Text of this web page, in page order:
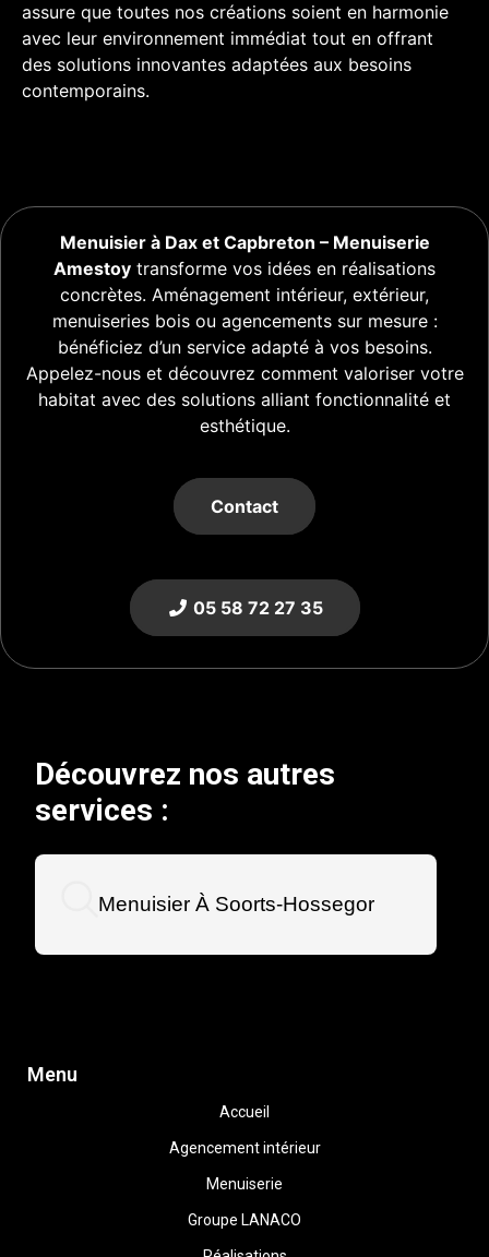
assure que toutes nos créations soient en harmonie
avec leur environnement immédiat tout en offrant
des solutions innovantes adaptées aux besoins
contemporains.
Menuisier à Dax et Capbreton – Menuiserie
Amestoy transforme vos idées en réalisations
concrètes. Aménagement intérieur, extérieur,
menuiseries bois ou agencements sur mesure :
bénéficiez d’un service adapté à vos besoins.
Appelez-nous et découvrez comment valoriser votre
habitat avec des solutions alliant fonctionnalité et
esthétique.
Contact
05 58 72 27 35
Découvrez nos autres
services :
Menuisier À Soorts-Hossegor
Menu
Accueil
Agencement intérieur
Menuiserie
Groupe LANACO